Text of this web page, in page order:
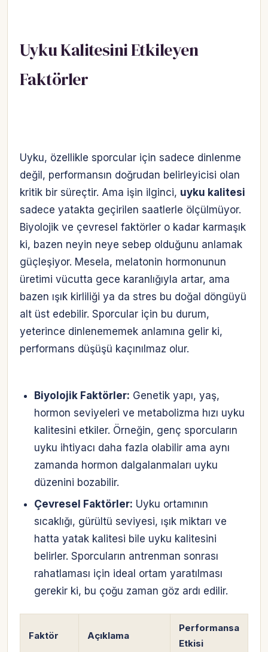
Uyku Kalitesini Etkileyen
Faktörler
Uyku, özellikle sporcular için sadece dinlenme
değil, performansın doğrudan belirleyicisi olan
kritik bir süreçtir. Ama işin ilginci, uyku kalitesi
sadece yatakta geçirilen saatlerle ölçülmüyor.
Biyolojik ve çevresel faktörler o kadar karmaşık
ki, bazen neyin neye sebep olduğunu anlamak
güçleşiyor. Mesela, melatonin hormonunun
üretimi vücutta gece karanlığıyla artar, ama
bazen ışık kirliliği ya da stres bu doğal döngüyü
alt üst edebilir. Sporcular için bu durum,
yeterince dinlenememek anlamına gelir ki,
performans düşüşü kaçınılmaz olur.
Biyolojik Faktörler: Genetik yapı, yaş,
hormon seviyeleri ve metabolizma hızı uyku
kalitesini etkiler. Örneğin, genç sporcuların
uyku ihtiyacı daha fazla olabilir ama aynı
zamanda hormon dalgalanmaları uyku
düzenini bozabilir.
Çevresel Faktörler: Uyku ortamının
sıcaklığı, gürültü seviyesi, ışık miktarı ve
hatta yatak kalitesi bile uyku kalitesini
belirler. Sporcuların antrenman sonrası
rahatlaması için ideal ortam yaratılması
gerekir ki, bu çoğu zaman göz ardı edilir.
Faktör Açıklama
Performansa
Etkisi